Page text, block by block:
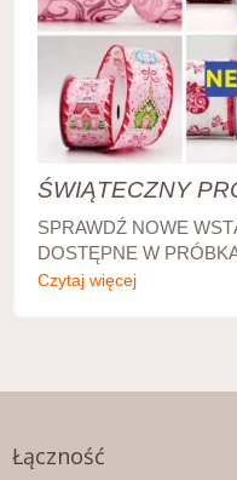
ŚWIĄTECZNY
SPRAWDŹ NOWE
DOSTĘPNE W
Czytaj więcej
Łączność